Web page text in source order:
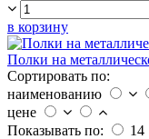
в корзину
Полки на
Сортировать по:
наименованию
цене
Показывать по:
14